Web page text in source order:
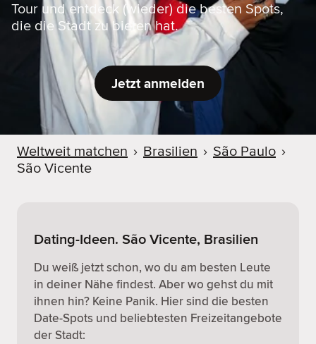
Tour und entdeck (wieder) die besten Spots,
die die Stadt zu bieten hat.
Jetzt anmelden
Weltweit matchen › Brasilien › São Paulo ›
São Vicente
Dating-Ideen. São Vicente, Brasilien
Du weiß jetzt schon, wo du am besten Leute
in deiner Nähe findest. Aber wo gehst du mit
ihnen hin? Keine Panik. Hier sind die besten
Date-Spots und beliebtesten Freizeitangebote
der Stadt: